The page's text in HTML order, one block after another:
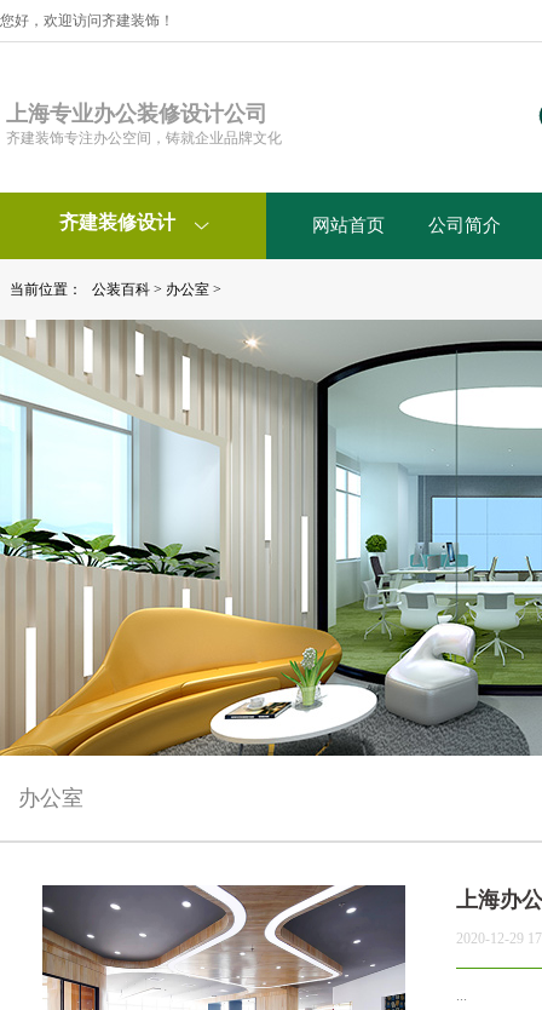
您好，欢迎访问齐建装饰！
上海专业办公装修设计公司
齐建装饰专注办公空间，铸就企业品牌文化
齐建装修设计  网站首页 公司简介
当前位置： 公装百科 > 办公室 >
办公室
上海办
2020-12-29
...